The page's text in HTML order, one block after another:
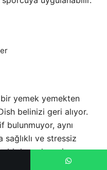
yemek yemekten
belinizi geri alıyor.
bulunmuyor, aynı
ve stressiz
bir kez alışveriş
olacak